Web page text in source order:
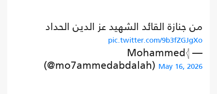
من جنازة القائد الشهيد عز الدين الحداد
pic.twitter.com/9b3fZGJgXo
— Mohammed𓂆
(@mo7ammedabdalah) May 16, 2026